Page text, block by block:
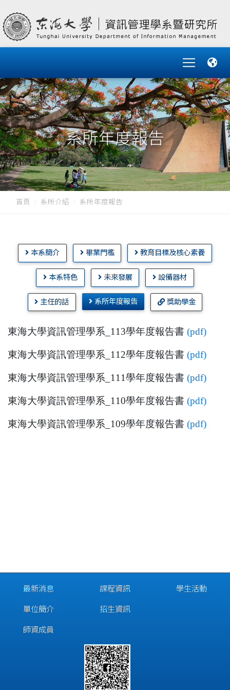
系所年度報告
首頁 系所介紹 系所年度報告
本系簡介 畢業門檻 教育目標及核心素養
本系特色 未來發展 設備器材
主任的話 系所年度報告 獎助學金
東海大學資訊管理學系_113學年度報告書 (pdf)
東海大學資訊管理學系_112學年度報告書 (pdf)
東海大學資訊管理學系_111學年度報告書 (pdf)
東海大學資訊管理學系_110學年度報告書 (pdf)
東海大學資訊管理學系_109學年度報告書 (pdf)
最新消息
單位簡介
師資成員
課程資訊
招生資訊
學生活動